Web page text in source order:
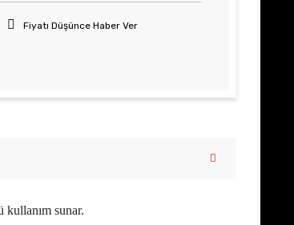
Fiyatı Düşünce Haber Ver
kullanım sunar.